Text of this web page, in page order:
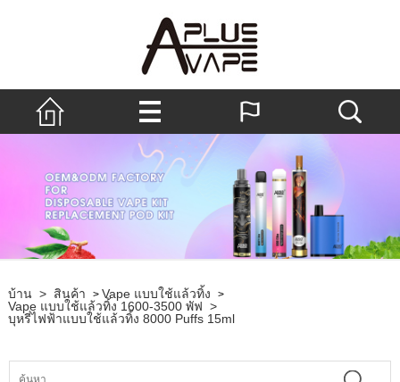
บ้าน > สินค้า > Vape แบบใช้แล้วทิ้ง >
Vape แบบใช้แล้วทิ้ง 1600-3500 พัฟ >
บุหรี่ไฟฟ้าแบบใช้แล้วทิ้ง 8000 Puffs 15ml